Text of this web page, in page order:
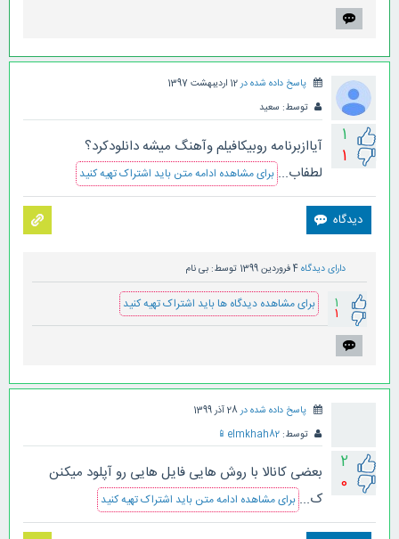
1
1
پاسخ داده شده در12 اردیبهشت 1397
توسط: سعید
آیاازبرنامه روبیکافیلم وآهنگ میشه دانلودکرد؟
لطفاب... برای مشاهده ادامه متن باید اشتراک تهیه کنید
دارای دیدگاه4 فروردین 1399 توسط: بی نام
1
1 برای مشاهده دیدگاه ها باید اشتراک تهیه کنید
2
0
پاسخ داده شده در28 آذر 1399
توسط: elmkhah82
📱
بعضی کانالا با روش هایی فایل هایی رو آپلود میکنن
ک... برای مشاهده ادامه متن باید اشتراک تهیه کنید